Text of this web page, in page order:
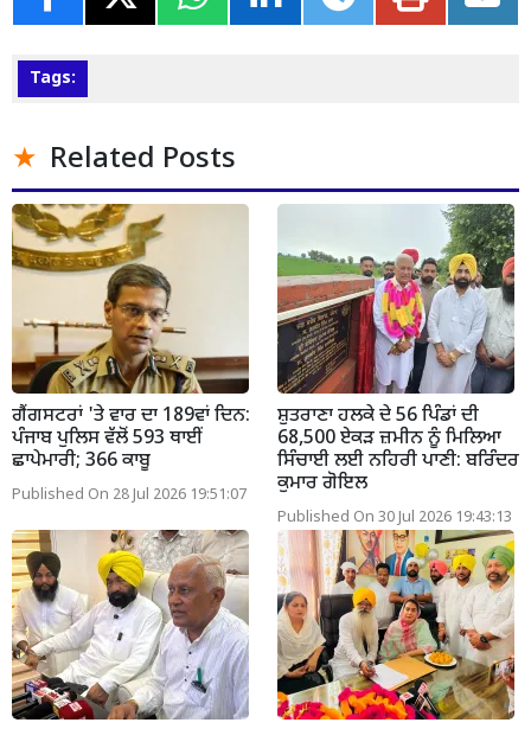
Tags:
Related Posts
ਗੈਂਗਸਟਰਾਂ 'ਤੇ ਵਾਰ ਦਾ 189ਵਾਂ ਦਿਨ:
ਪੰਜਾਬ ਪੁਲਿਸ ਵੱਲੋਂ 593 ਥਾਈਂ
ਛਾਪੇਮਾਰੀ; 366 ਕਾਬੂ
Published On 28 Jul 2026 19:51:07
ਸ਼ੁਤਰਾਣਾ ਹਲਕੇ ਦੇ 56 ਪਿੰਡਾਂ ਦੀ
68,500 ਏਕੜ ਜ਼ਮੀਨ ਨੂੰ ਮਿਲਿਆ
ਸਿੰਚਾਈ ਲਈ ਨਹਿਰੀ ਪਾਣੀ: ਬਰਿੰਦਰ
ਕੁਮਾਰ ਗੋਇਲ
Published On 30 Jul 2026 19:43:13